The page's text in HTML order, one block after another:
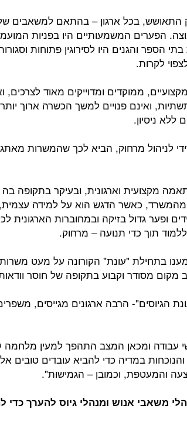
בכל ארגון – בהתאם למשאבים שלו
הפערים המשמעותיים היו בפניות
הספר והגנים היו לסירוגין פתוחות
לקרות.
ממוקדים ומדוייקים מאוד לצרכים,
ואינם פנויים למשך הכשרה ארוך
ללא ניסיון.
לניהול מרחוק, הביא לכך שהמשרות
מקצועית וארגונית, ובעיקר בתקופה בה
כאשר הדגש הוא על למידה עצמית,
ופער גדול בזיקה ובמחוברות הארגונית
ללמוד תוך כדי תנועה – מרחוק.
בתחילת "עונת" הקורונה על מעט
מקום מסודר וקבוע בתקופה של חוסר
הגיוסים"- הרבה ארגונים מגייסים,
עבודה ומכאן המצב התהפך למעין
במדיה כדי להביא עובדים טובים
והמעטפת, וכמובן – הגמישות".
משאבי אנוש ומנהלי גיוס להערך כדי